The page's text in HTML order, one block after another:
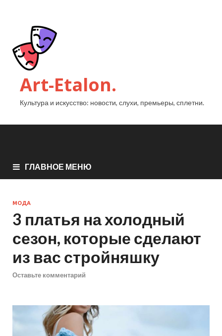
Art-Etalon.
Культура и искусство: новости, слухи, премьеры, сплетни.
ГЛАВНОЕ МЕНЮ
МОДА
3 платья на холодный
сезон, которые сделают
из вас стройняшку
Оставьте комментарий